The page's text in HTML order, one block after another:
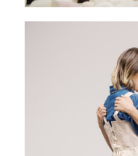
11 - 13 février 2026